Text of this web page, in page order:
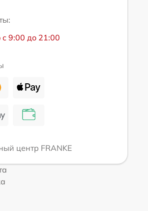
9:00 до 21:00
центр FRANKE